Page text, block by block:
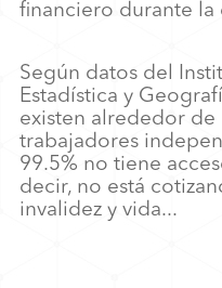
financiero durante la
Según datos del
Estadística y
existen alrededor de
trabajadores
99.5% no tiene
decir, no está
invalidez y vida...